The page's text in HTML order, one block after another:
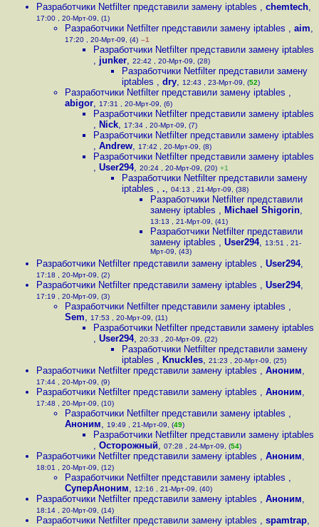
Разработчики Netfilter представили замену iptables , chemtech,
17:00 , 20-Мрт-09, (1)
Разработчики Netfilter представили замену iptables , aim,
17:20 , 20-Мрт-09, (4) –1
Разработчики Netfilter представили замену iptables
, junker, 22:42 , 20-Мрт-09, (28)
Разработчики Netfilter представили замену
iptables , dry, 12:43 , 23-Мрт-09, (52)
Разработчики Netfilter представили замену iptables ,
abigor, 17:31 , 20-Мрт-09, (6)
Разработчики Netfilter представили замену iptables
, Nick, 17:34 , 20-Мрт-09, (7)
Разработчики Netfilter представили замену iptables
, Andrew, 17:42 , 20-Мрт-09, (8)
Разработчики Netfilter представили замену iptables
, User294, 20:24 , 20-Мрт-09, (20) +1
Разработчики Netfilter представили замену
iptables , ., 04:13 , 21-Мрт-09, (38)
Разработчики Netfilter представили
замену iptables , Michael Shigorin,
13:13 , 21-Мрт-09, (41)
Разработчики Netfilter представили
замену iptables , User294, 13:51 , 21-
Мрт-09, (43)
Разработчики Netfilter представили замену iptables , User294,
17:18 , 20-Мрт-09, (2)
Разработчики Netfilter представили замену iptables , User294,
17:19 , 20-Мрт-09, (3)
Разработчики Netfilter представили замену iptables ,
Sem, 17:53 , 20-Мрт-09, (11)
Разработчики Netfilter представили замену iptables
, User294, 20:33 , 20-Мрт-09, (22)
Разработчики Netfilter представили замену
iptables , Knuckles, 21:23 , 20-Мрт-09, (25)
Разработчики Netfilter представили замену iptables , Аноним,
17:44 , 20-Мрт-09, (9)
Разработчики Netfilter представили замену iptables , Аноним,
17:48 , 20-Мрт-09, (10)
Разработчики Netfilter представили замену iptables ,
Аноним, 19:49 , 21-Мрт-09, (49)
Разработчики Netfilter представили замену iptables
, Осторожный, 07:28 , 24-Мрт-09, (54)
Разработчики Netfilter представили замену iptables , Аноним,
18:01 , 20-Мрт-09, (12)
Разработчики Netfilter представили замену iptables ,
СуперАноним, 12:16 , 21-Мрт-09, (40)
Разработчики Netfilter представили замену iptables , Аноним,
18:14 , 20-Мрт-09, (14)
Разработчики Netfilter представили замену iptables , spamtrap,